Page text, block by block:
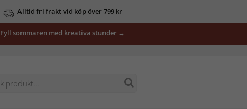
Alltid fri frakt vid köp över 799 kr
Fyll sommaren med kreativa stunder →